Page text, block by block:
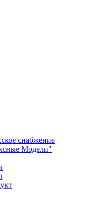
снабжение
Модели"